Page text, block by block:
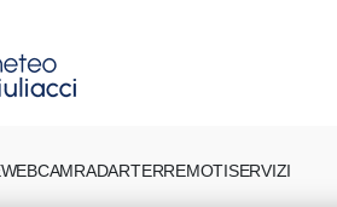
WEBCAMRADARTERREMOTISERVIZI